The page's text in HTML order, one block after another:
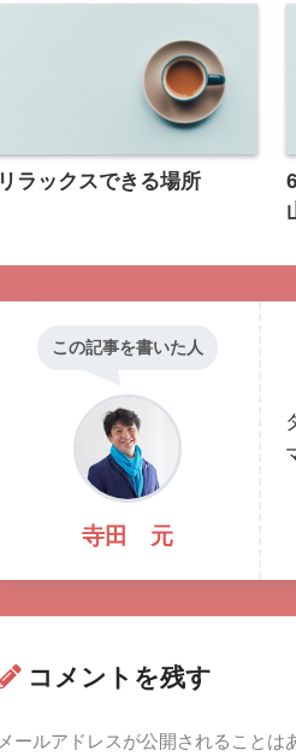
リラックスできる場所
この記事を書いた人
寺田 元
コメントを残す
メールアドレスが公開されることは